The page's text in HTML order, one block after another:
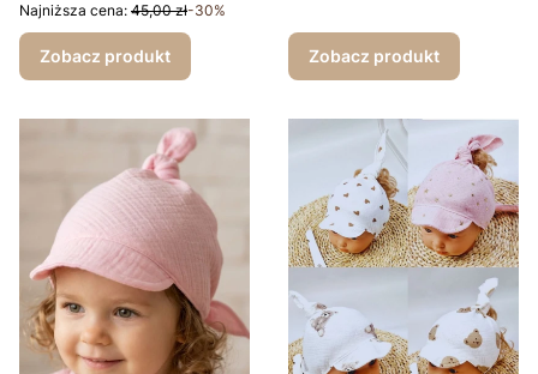
Najniższa cena: 45,00 zł-30%
Zobacz produkt Zobacz produkt